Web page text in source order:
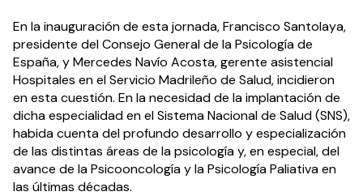
En la inauguración de esta jornada, Francisco Santolaya,
presidente del Consejo General de la Psicología de
España, y Mercedes Navío Acosta, gerente asistencial
Hospitales en el Servicio Madrileño de Salud, incidieron
en esta cuestión. En la necesidad de la implantación de
dicha especialidad en el Sistema Nacional de Salud (SNS),
habida cuenta del profundo desarrollo y especialización
de las distintas áreas de la psicología y, en especial, del
avance de la Psicooncología y la Psicología Paliativa en
las últimas décadas.